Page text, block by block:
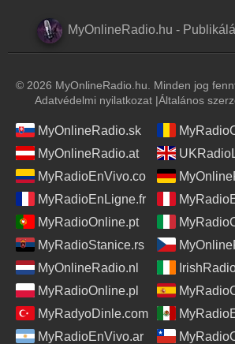
MyOnlineRadio.hu -
© 2026 MyOnlineRadio.hu. Minden jog
Adatvédelmi nyilatkozat |Általános
MyOnlineRadio.sk
MyOnlineRadio.at
MyRadioEnVivo.co
MyRadioEnLigne.fr
MyRadioOnline.pt
MyRadioStanice.rs
MyOnlineRadio.nl
MyRadioOnline.pl
MyRadyoDinle.com
MyRadioEnVivo.ar